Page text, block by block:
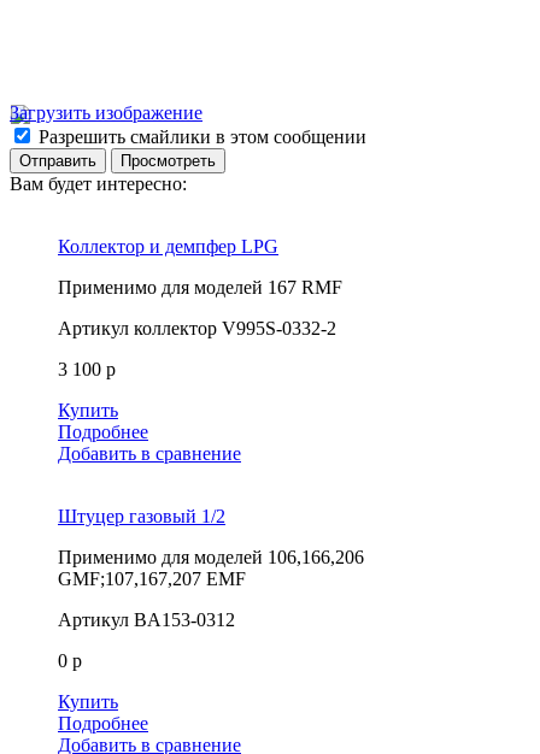
Загрузить изображение
Разрешить смайлики в этом сообщении
Вам будет интересно:
Коллектор и демпфер LPG
Применимо для моделей 167 RMF
Артикул коллектор V995S-0332-2
3 100 р
Купить
Подробнее
Добавить в сравнение
Штуцер газовый 1/2
Применимо для моделей 106,166,206
GMF;107,167,207 EMF
Артикул BA153-0312
0 р
Купить
Подробнее
Добавить в сравнение